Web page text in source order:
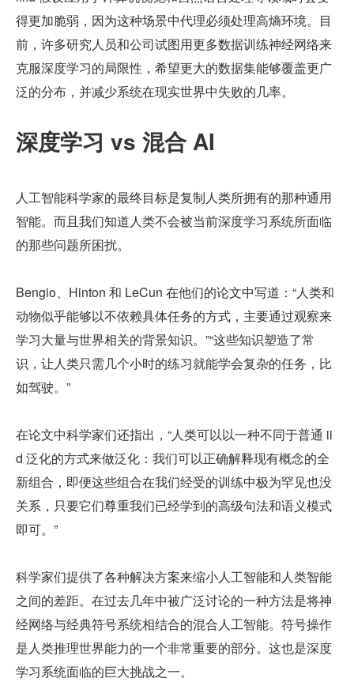
得更加脆弱，因为这种场景中代理必须处理高熵环境。目
前，许多研究人员和公司试图用更多数据训练神经网络来
克服深度学习的局限性，希望更大的数据集能够覆盖更广
泛的分布，并减少系统在现实世界中失败的几率。
深度学习 vs 混合 AI
人工智能科学家的最终目标是复制人类所拥有的那种通用
智能。而且我们知道人类不会被当前深度学习系统所面临
的那些问题所困扰。
Bengio、Hinton 和 LeCun 在他们的论文中写道：“人类和
动物似乎能够以不依赖具体任务的方式，主要通过观察来
学习大量与世界相关的背景知识。”“这些知识塑造了常
识，让人类只需几个小时的练习就能学会复杂的任务，比
如驾驶。”
在论文中科学家们还指出，“人类可以以一种不同于普通 ii
d 泛化的方式来做泛化：我们可以正确解释现有概念的全
新组合，即便这些组合在我们经受的训练中极为罕见也没
关系，只要它们尊重我们已经学到的高级句法和语义模式
即可。”
科学家们提供了各种解决方案来缩小人工智能和人类智能
之间的差距。在过去几年中被广泛讨论的一种方法是将神
经网络与经典符号系统相结合的混合人工智能。符号操作
是人类推理世界能力的一个非常重要的部分。这也是深度
学习系统面临的巨大挑战之一。